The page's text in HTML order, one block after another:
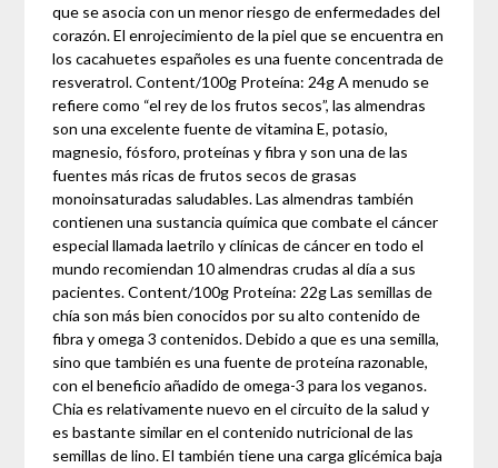
que se asocia con un menor riesgo de enfermedades del
corazón. El enrojecimiento de la piel que se encuentra en
los cacahuetes españoles es una fuente concentrada de
resveratrol. Content/100g Proteína: 24g A menudo se
refiere como “el rey de los frutos secos”, las almendras
son una excelente fuente de vitamina E, potasio,
magnesio, fósforo, proteínas y fibra y son una de las
fuentes más ricas de frutos secos de grasas
monoinsaturadas saludables. Las almendras también
contienen una sustancia química que combate el cáncer
especial llamada laetrilo y clínicas de cáncer en todo el
mundo recomiendan 10 almendras crudas al día a sus
pacientes. Content/100g Proteína: 22g Las semillas de
chía son más bien conocidos por su alto contenido de
fibra y omega 3 contenidos. Debido a que es una semilla,
sino que también es una fuente de proteína razonable,
con el beneficio añadido de omega-3 para los veganos.
Chia es relativamente nuevo en el circuito de la salud y
es bastante similar en el contenido nutricional de las
semillas de lino. El también tiene una carga glicémica baja